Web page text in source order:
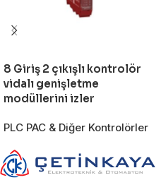
8 Giriş 2 çıkışlı kontrolör
vidalı genişletme
modüllerini izler
PLC PAC & Diğer Kontrolörler